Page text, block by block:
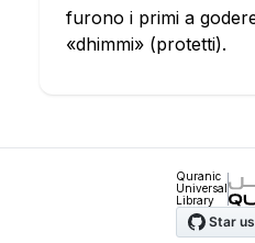
furono i primi a
«dhimmi» (protetti).
Quranic
Universal
Library